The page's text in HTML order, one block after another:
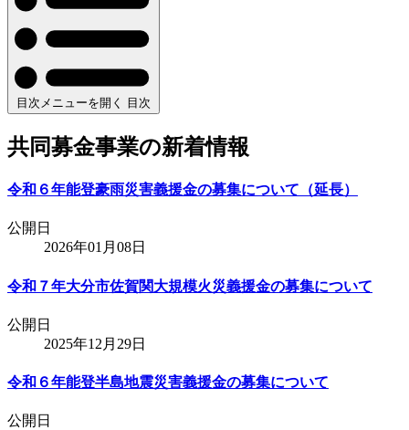
目次メニューを開く 目次
共同募金事業の新着情報
令和６年能登豪雨災害義援金の募集について（延長）
公開日
2026年01月08日
令和７年大分市佐賀関大規模火災義援金の募集について
公開日
2025年12月29日
令和６年能登半島地震災害義援金の募集について
公開日